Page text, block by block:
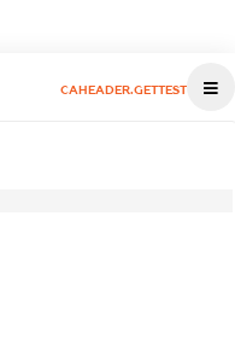
CAHEADER.GETTEST